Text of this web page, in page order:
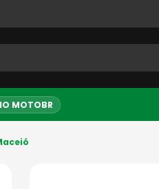
MOTOBREntrega Expressa